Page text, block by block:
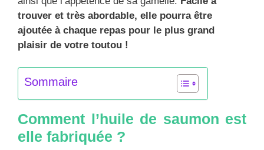
trouver et très abordable, elle pourra être
ajoutée à chaque repas pour le plus grand
plaisir de votre toutou !
Sommaire
Comment l’huile de saumon est
elle fabriquée ?